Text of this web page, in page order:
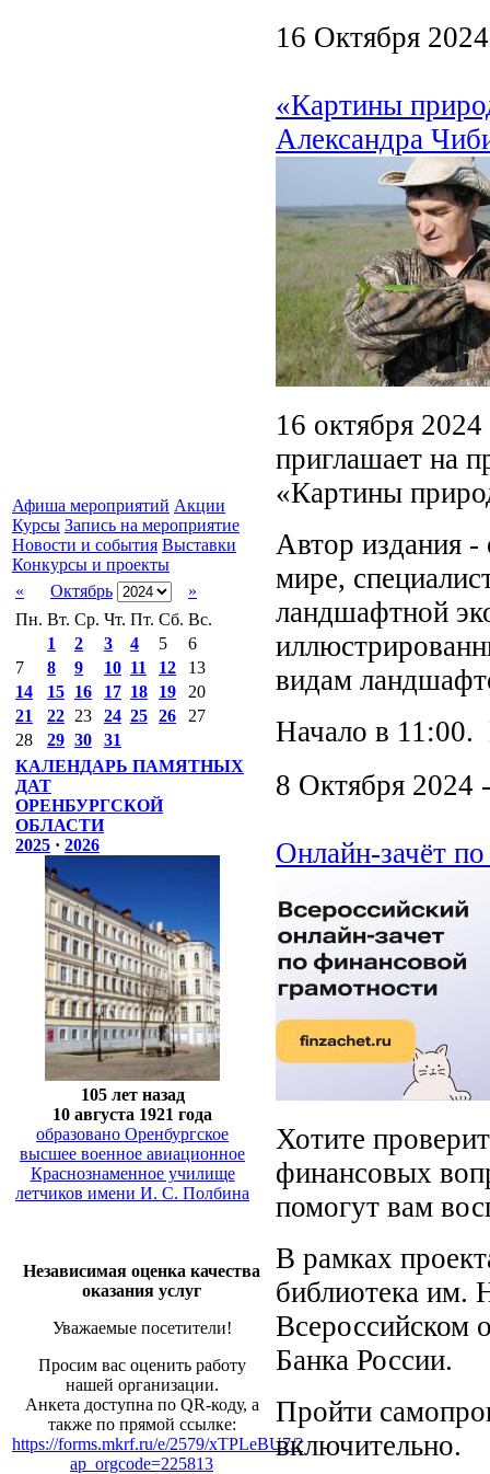
Афиша мероприятий Акции
Курсы Запись на мероприятие
Новости и события Выставки
Конкурсы и проекты
«
Октябрь
»
Пн. Вт. Ср. Чт. Пт. Сб. Вс.
1
2 3 4 5
6
7
8 9 10 11 12
13
14
15 16 17 18 19
20
21
22 23 24 25 26
27
28
29 30
31
КАЛЕНДАРЬ ПАМЯТНЫХ
ДАТ
ОРЕНБУРГСКОЙ
ОБЛАСТИ
2025 · 2026
105 лет назад
10 августа 1921 года
образовано Оренбургское
высшее военное авиационное
Краснознаменное училище
летчиков имени И. С. Полбина
Независимая оценка качества
оказания услуг
Уважаемые посетители!
Просим вас оценить работу
нашей организации.
Анкета доступна по QR-коду, а
также по прямой ссылке:
https://forms.mkrf.ru/e/2579/xTPLeBU7/?
ap_orgcode=225813
16 Октября 2024
«Картины
Александра
16 октября
приглашает на
«Картины
Автор издания -
мире,
ландшафтной
видам
Начало в 11:00.
8 Октября 2024
Онлайн-зачёт
Хотите
финансовых
помогут вам
В рамках
библиотека им.
Всероссийском
Банка России.
Пройти
включительно.